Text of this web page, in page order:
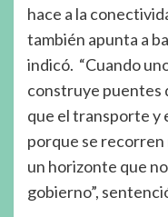
hace a la
también apunta a
indicó. “Cuando
construye puentes
que el transporte y
porque se recorren
un horizonte que
gobierno”,